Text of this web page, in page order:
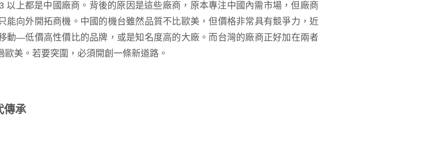
以上都是中國廠商。背後的原因是這些廠商，原本專注中國內需市場，但廠商
能向外開拓商機。中國的機台雖然品質不比歐美，但價格非常具有競爭力，近
動—低價高性價比的品牌，或是知名度高的大廠。而台灣的廠商正好加在兩者
美。若要突圍，必須開創一條新道路。
傳承